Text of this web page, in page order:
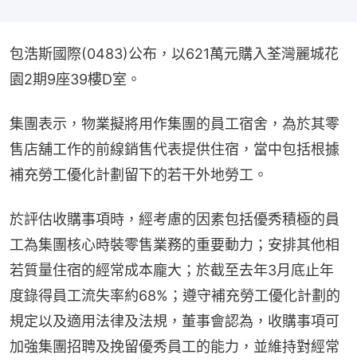
包浩斯國際(0483)公布，以621萬元購入荃灣麗城花
園2期9座39樓D室。
集團表示，物業擬將用作集團的員工宿舍，為於其零
售店舖工作的前線銷售代表提供住宿，當中包括根據
補充勞工優化計劃留下的若干外地勞工。
於評估收購事項時，經考慮的因素包括優秀積極的員
工為集團核心時裝零售業務的重要動力；安排其他相
若質量住宿的經常成本龐大；於截至去年3月底止年
度錄得員工流失率約68%；遵守補充勞工優化計劃的
規定以及適用法律及法規，董事會認為，收購事項可
加強集團招聘及挽留優秀員工的能力，並維持對經常